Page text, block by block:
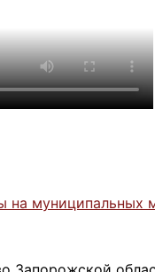
на муниципальных